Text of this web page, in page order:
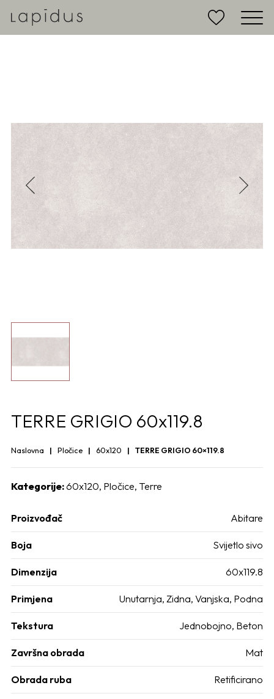
TERRE GRIGIO 60x119.8
Naslovna Pločice 60x120 TERRE GRIGIO 60×119.8
Kategorije:60x120, Pločice, Terre
Proizvođač Abitare
Boja Svijetlo sivo
Dimenzija 60x119.8
Primjena Unutarnja, Zidna, Vanjska, Podna
Tekstura Jednobojno, Beton
Završna obrada Mat
Obrada ruba Retificirano